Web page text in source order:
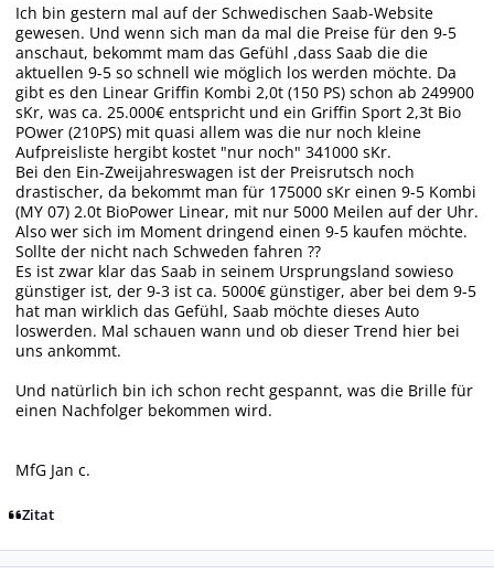
Ich bin gestern mal auf der Schwedischen Saab-Website
gewesen. Und wenn sich man da mal die Preise für den 9-5
anschaut, bekommt mam das Gefühl ,dass Saab die die
aktuellen 9-5 so schnell wie möglich los werden möchte. Da
gibt es den Linear Griffin Kombi 2,0t (150 PS) schon ab 249900
sKr, was ca. 25.000€ entspricht und ein Griffin Sport 2,3t Bio
POwer (210PS) mit quasi allem was die nur noch kleine
Aufpreisliste hergibt kostet "nur noch" 341000 sKr.
Bei den Ein-Zweijahreswagen ist der Preisrutsch noch
drastischer, da bekommt man für 175000 sKr einen 9-5 Kombi
(MY 07) 2.0t BioPower Linear, mit nur 5000 Meilen auf der Uhr.
Also wer sich im Moment dringend einen 9-5 kaufen möchte.
Sollte der nicht nach Schweden fahren ??
Es ist zwar klar das Saab in seinem Ursprungsland sowieso
günstiger ist, der 9-3 ist ca. 5000€ günstiger, aber bei dem 9-5
hat man wirklich das Gefühl, Saab möchte dieses Auto
loswerden. Mal schauen wann und ob dieser Trend hier bei
uns ankommt.
Und natürlich bin ich schon recht gespannt, was die Brille für
einen Nachfolger bekommen wird.
MfG Jan c.
Zitat